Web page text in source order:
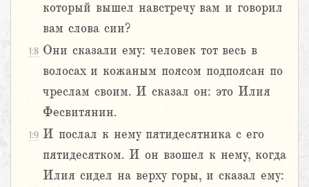
который вышел навстречу вам и говорил
вам слова сии?
1:8 Они сказали ему: человек тот весь в
волосах и кожаным поясом подпоясан по
чреслам своим. И сказал он: это Илия
Фесвитянин.
1:9 И послал к нему пятидесятника с его
пятидесятком. И он взошел к нему, когда
Илия сидел на верху горы, и сказал ему: